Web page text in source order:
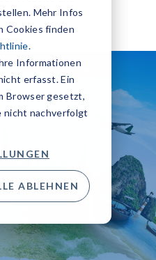
Mehr Infos
Cookies finden
.
Informationen
erfasst. Ein
Browser gesetzt,
nicht nachverfolgt
ABLEHNEN